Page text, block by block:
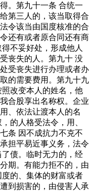
。第九十一条 合统一
第三人的，该当取得合
令该当由国度核准的合
还有或者原合同还有商
不妥好处，形成他人
丧失的人。第九十 没
受丧失进行办理或者办
的需要费用。第九十九
改变本人的姓名，他
合股享出名称权。企业
、依法让渡本人的名
的人格受法令，用、
条 因不成抗力不克不
担平易近事义务，法令
债。临时无力的，经
期。有能力拒不的，由
的、集体的财富或者
到损害的，由侵害人承